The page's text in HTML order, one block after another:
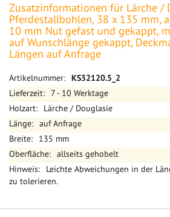
Zusatzinformationen für Lärche /
Pferdestallbohlen, 38 x 135 mm,
10 mm Nut gefast und gekappt,
auf Wunschlänge gekappt,
Längen auf Anfrage
Mehr
Informationen
KS32120.5_2
7 - 10 Werktage
Lärche / Douglasie
auf Anfrage
135 mm
allseits gehobelt
Leichte Abweichungen in der
zu tolerieren.